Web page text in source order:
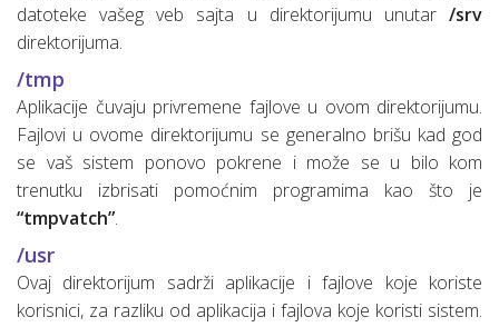
datoteke vašeg veb sajta u direktorijumu unutar /srv
direktorijuma.
/tmp
Aplikacije čuvaju privremene fajlove u ovom direktorijumu.
Fajlovi u ovome direktorijumu se generalno brišu kad god
se vaš sistem ponovo pokrene i može se u bilo kom
trenutku izbrisati pomoćnim programima kao što je
“tmpvatch”.
/usr
Ovaj direktorijum sadrži aplikacije i fajlove koje koriste
korisnici, za razliku od aplikacija i fajlova koje koristi sistem.